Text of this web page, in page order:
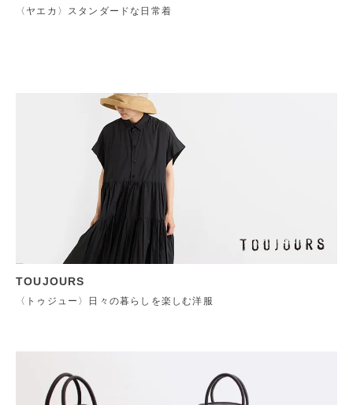
〈ヤエカ〉スタンダードな日常着
TOUJOURS
〈トゥジュー〉日々の暮らしを楽しむ洋服